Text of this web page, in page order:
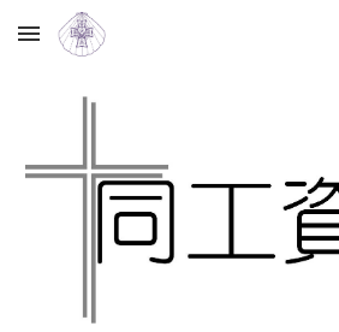
Skip to main content